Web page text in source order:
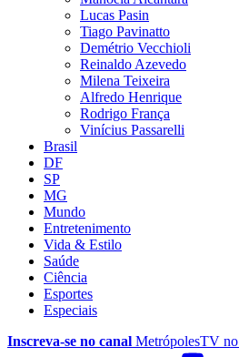
Lucas Pasin
Tiago Pavinatto
Demétrio Vecchioli
Reinaldo Azevedo
Milena Teixeira
Alfredo Henrique
Rodrigo França
Vinícius Passarelli
Brasil
DF
SP
MG
Mundo
Entretenimento
Vida & Estilo
Saúde
Ciência
Esportes
Especiais
Inscreva-se no canal MetrópolesTV no